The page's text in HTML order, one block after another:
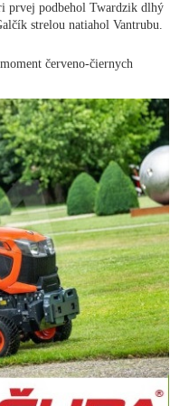
prvej podbehol Twardzik dlhý
strelou natiahol Vantrubu.
červeno-čiernych